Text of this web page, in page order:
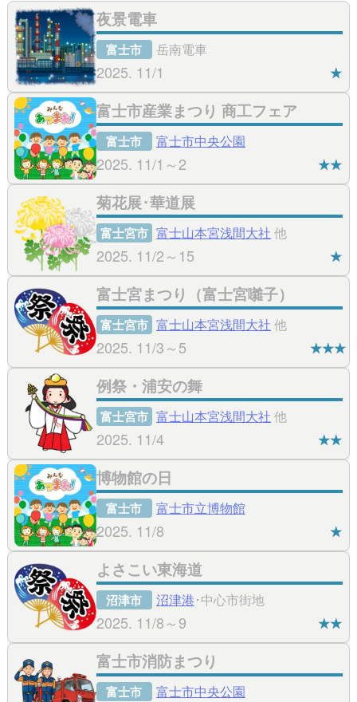
夜景電車
富士市 岳南電車
2025. 11/1 ★
富士市産業まつり 商工フェア
富士市 富士市中央公園
2025. 11/1～2 ★★
菊花展･華道展
富士宮市 富士山本宮浅間大社 他
2025. 11/2～15 ★
富士宮まつり（富士宮囃子）
富士宮市 富士山本宮浅間大社 他
2025. 11/3～5 ★★★
例祭・浦安の舞
富士宮市 富士山本宮浅間大社 他
2025. 11/4 ★★
博物館の日
富士市 富士市立博物館
2025. 11/8 ★
よさこい東海道
沼津市 沼津港･中心市街地
2025. 11/8～9 ★★
富士市消防まつり
富士市 富士市中央公園